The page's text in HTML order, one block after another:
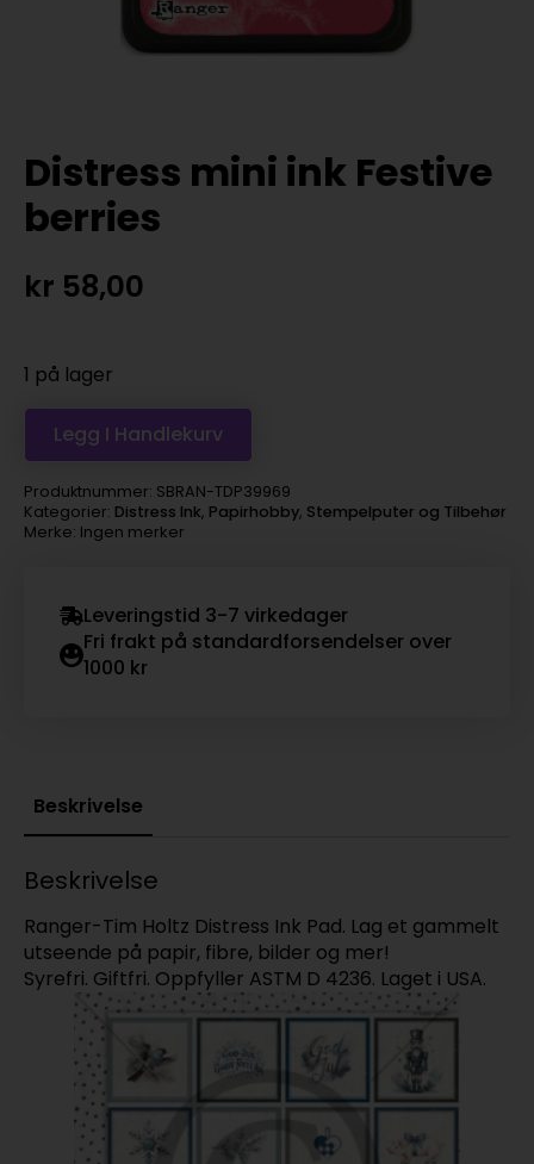
Distress mini ink Festive
berries
kr 58,00
1 på lager
Legg I Handlekurv
Produktnummer: SBRAN-TDP39969
Kategorier: Distress Ink, Papirhobby, Stempelputer og Tilbehør
Merke: Ingen merker
Leveringstid 3-7 virkedager
Fri frakt på standardforsendelser over
1000 kr
Beskrivelse
Beskrivelse
Ranger-Tim Holtz Distress Ink Pad. Lag et gammelt
utseende på papir, fibre, bilder og mer!
Syrefri. Giftfri. Oppfyller ASTM D 4236. Laget i USA.